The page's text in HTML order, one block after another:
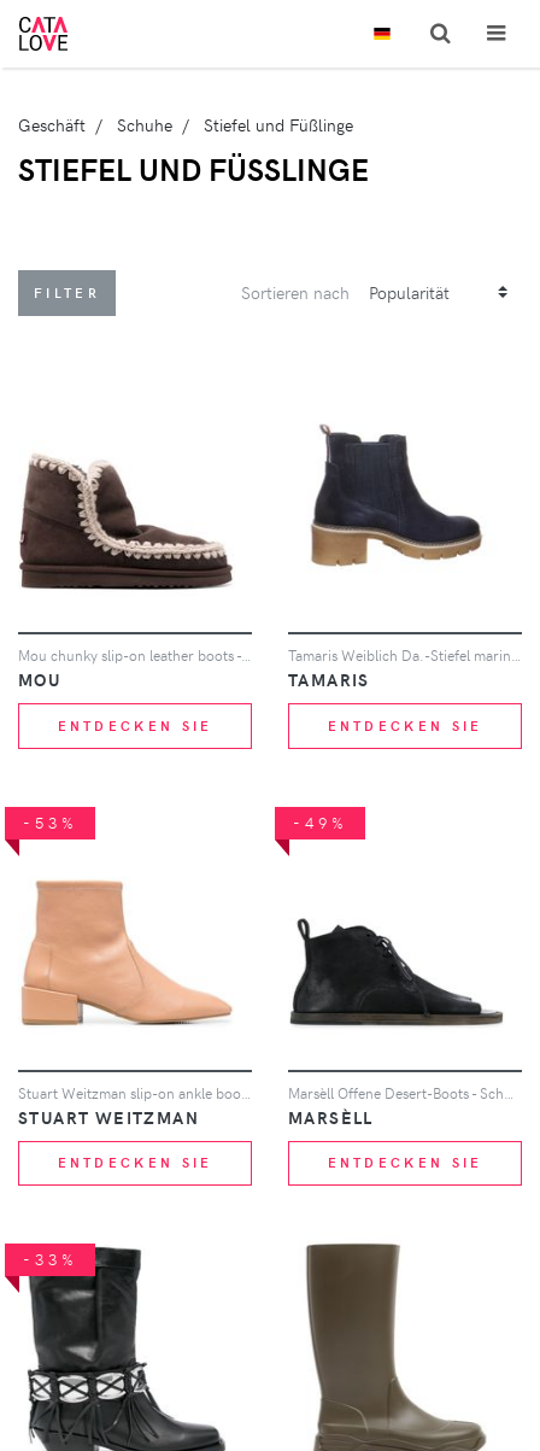
Geschäft Schuhe Stiefel und Füßlinge
STIEFEL UND FÜSSLINGE
FILTER Sortieren nach
Mou chunky slip-on leather boots - Braun
MOU
ENTDECKEN SIE
Tamaris Weiblich Da.-Stiefel marineblau 37
TAMARIS
ENTDECKEN SIE
-53%
STUART WEITZMAN
ENTDECKEN SIE
-49%
MARSÈLL
ENTDECKEN SIE
-33%